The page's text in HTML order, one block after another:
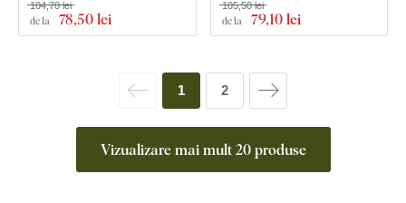
de la 78,50 lei
104,70 lei
de la 79,10 lei
105,50 lei
Vizualizare mai mult 20 produse
1 2